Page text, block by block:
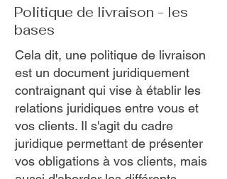
Politique de livraison - les
bases
Cela dit, une politique de livraison
est un document juridiquement
contraignant qui vise à établir les
relations juridiques entre vous et
vos clients. Il s'agit du cadre
juridique permettant de présenter
vos obligations à vos clients, mais